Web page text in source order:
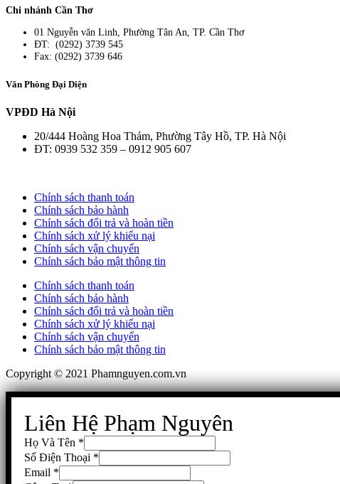
Chi nhánh Cần Thơ
01 Nguyễn văn Linh, Phường Tân An, TP. Cần Thơ
ĐT: (0292) 3739 545
Fax: (0292) 3739 646
Văn Phòng Đại Diện
VPĐD Hà Nội
20/444 Hoàng Hoa Thám, Phường Tây Hồ, TP. Hà Nội
ĐT: 0939 532 359 – 0912 905 607
Chính sách thanh toán
Chính sách bảo hành
Chính sách đổi trả và hoàn tiền
Chính sách xử lý khiếu nại
Chính sách vận chuyển
Chính sách bảo mật thông tin
Chính sách thanh toán
Chính sách bảo hành
Chính sách đổi trả và hoàn tiền
Chính sách xử lý khiếu nại
Chính sách vận chuyển
Chính sách bảo mật thông tin
Copyright © 2021 Phamnguyen.com.vn
Liên Hệ Phạm Nguyên
Họ Và Tên *
Số Điện Thoại *
Email *